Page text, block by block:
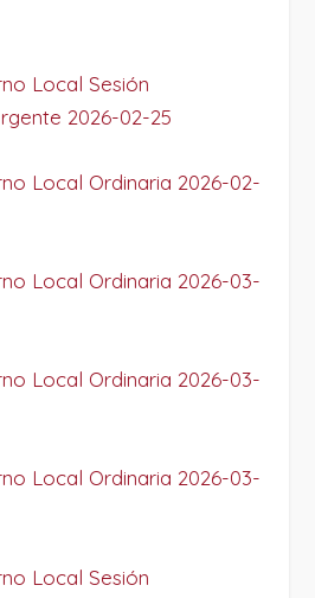
Local Sesión
2026-02-25
Local Ordinaria 2026-02-
Local Ordinaria 2026-03-
Local Ordinaria 2026-03-
Local Ordinaria 2026-03-
Local Sesión